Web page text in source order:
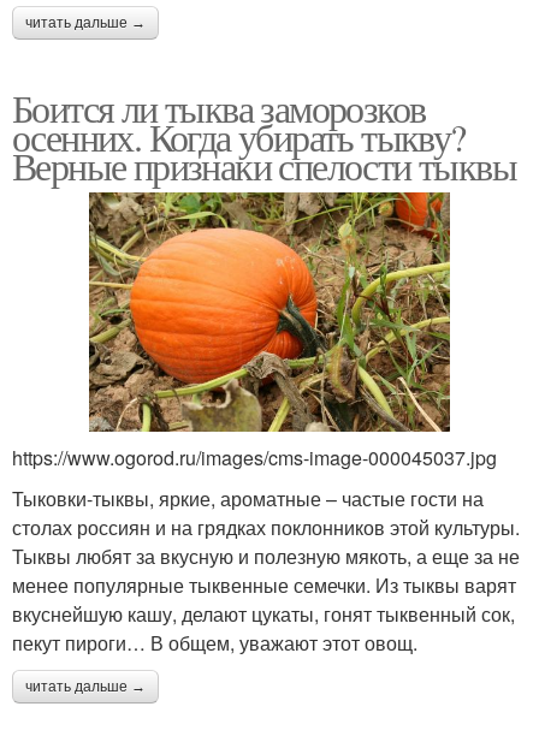
читать дальше →
Боится ли тыква заморозков
осенних. Когда убирать тыкву?
Верные признаки спелости тыквы
https://www.ogorod.ru/images/cms-image-000045037.jpg
Тыковки-тыквы, яркие, ароматные – частые гости на
столах россиян и на грядках поклонников этой культуры.
Тыквы любят за вкусную и полезную мякоть, а еще за не
менее популярные тыквенные семечки. Из тыквы варят
вкуснейшую кашу, делают цукаты, гонят тыквенный сок,
пекут пироги… В общем, уважают этот овощ.
читать дальше →